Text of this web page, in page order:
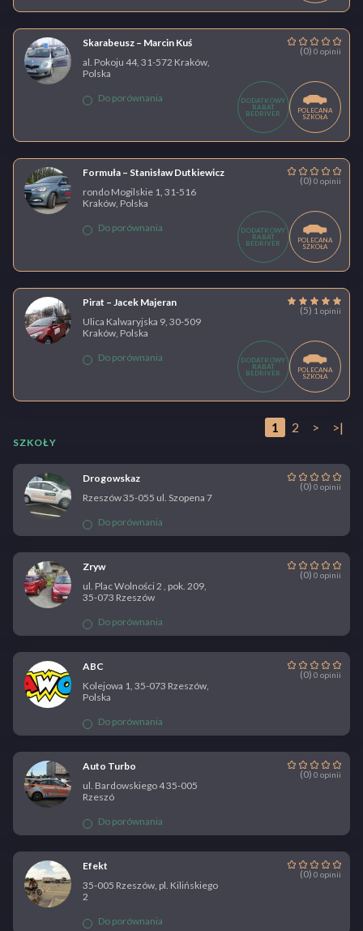
Skarabeusz – Marcin Kuś
(0) 0 opinii
al. Pokoju 44, 31-572 Kraków,
Polska
Do porównania
DODATKOWY
RABAT
BEDRIVER
POLECANA
SZKOŁA
Formuła – Stanisław Dutkiewicz
(0) 0 opinii
rondo Mogilskie 1, 31-516
Kraków, Polska
Do porównania
DODATKOWY
RABAT
BEDRIVER
POLECANA
SZKOŁA
Pirat – Jacek Majeran
(5) 1 opinii
Ulica Kalwaryjska 9, 30-509
Kraków, Polska
Do porównania
DODATKOWY
RABAT
BEDRIVER
POLECANA
SZKOŁA
1 2 > >|
SZKOŁY
Drogowskaz
(0) 0 opinii
Rzeszów 35-055 ul. Szopena 7
Do porównania
Zryw
(0) 0 opinii
ul. Plac Wolności 2 , pok. 209,
35-073 Rzeszów
Do porównania
ABC
(0) 0 opinii
Kolejowa 1, 35-073 Rzeszów,
Polska
Do porównania
Auto Turbo
(0) 0 opinii
ul. Bardowskiego 4 35-005
Rzeszó
Do porównania
Efekt
(0) 0 opinii
35-005 Rzeszów, pl. Kilińskiego
2
Do porównania